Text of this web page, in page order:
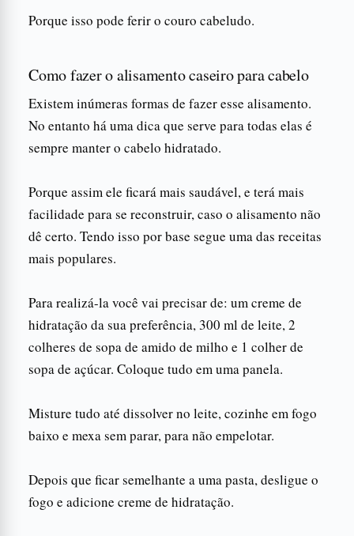
Porque isso pode ferir o couro cabeludo.
Como fazer o alisamento caseiro para cabelo
Existem inúmeras formas de fazer esse alisamento.
No entanto há uma dica que serve para todas elas é
sempre manter o cabelo hidratado.
Porque assim ele ficará mais saudável, e terá mais
facilidade para se reconstruir, caso o alisamento não
dê certo. Tendo isso por base segue uma das receitas
mais populares.
Para realizá-la você vai precisar de: um creme de
hidratação da sua preferência, 300 ml de leite, 2
colheres de sopa de amido de milho e 1 colher de
sopa de açúcar. Coloque tudo em uma panela.
Misture tudo até dissolver no leite, cozinhe em fogo
baixo e mexa sem parar, para não empelotar.
Depois que ficar semelhante a uma pasta, desligue o
fogo e adicione creme de hidratação.